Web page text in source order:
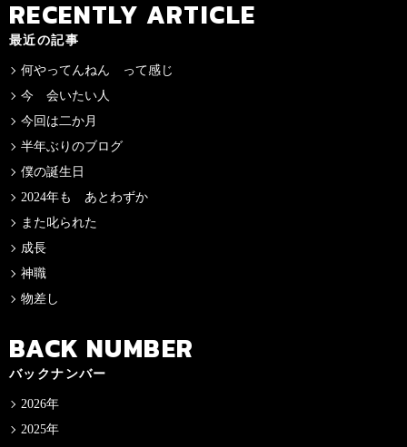
RECENTLY ARTICLE
最近の記事
何やってんねん って感じ
今 会いたい人
今回は二か月
半年ぶりのブログ
僕の誕生日
2024年も あとわずか
また叱られた
成長
神職
物差し
BACK NUMBER
バックナンバー
2026年
2025年